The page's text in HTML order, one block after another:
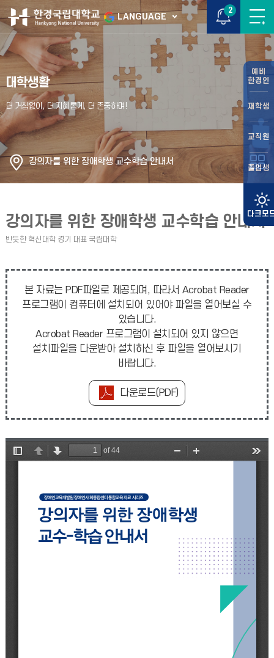
LANGUAGE
2
예비
한경인
재학생
교직원
졸업생
대학생활
강의자를 위한 장애학생 교수학습 안내서
강의자를 위한 장애학생 교수학습 안내서
본 자료는 PDF파일로 제공되며, 따라서 Acrobat Reader
프로그램이 컴퓨터에 설치되어 있어야 파일을 열어보실 수
있습니다.
Acrobat Reader 프로그램이 설치되어 있지 않으면
설치파일을 다운받아 설치하신 후 파일을 열어보시기
바랍니다.
다운로드(PDF)